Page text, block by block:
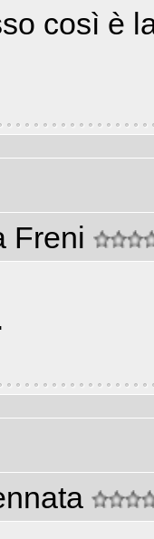
così è
Freni